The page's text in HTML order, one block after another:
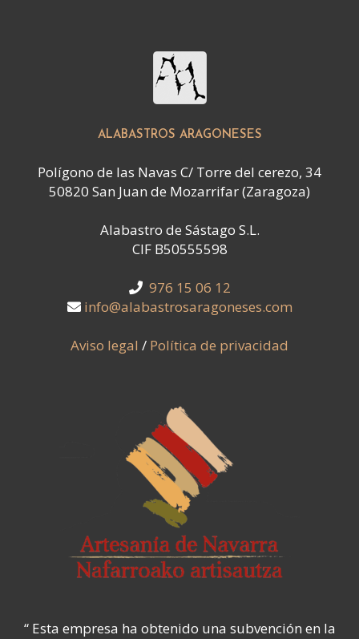
ALABASTROS ARAGONESES
Polígono de las Navas C/ Torre del cerezo, 34
50820 San Juan de Mozarrifar (Zaragoza)
Alabastro de Sástago S.L.
CIF B50555598
976 15 06 12
info@alabastrosaragoneses.com
Aviso legal / Política de privacidad
“ Esta empresa ha obtenido una subvención en la